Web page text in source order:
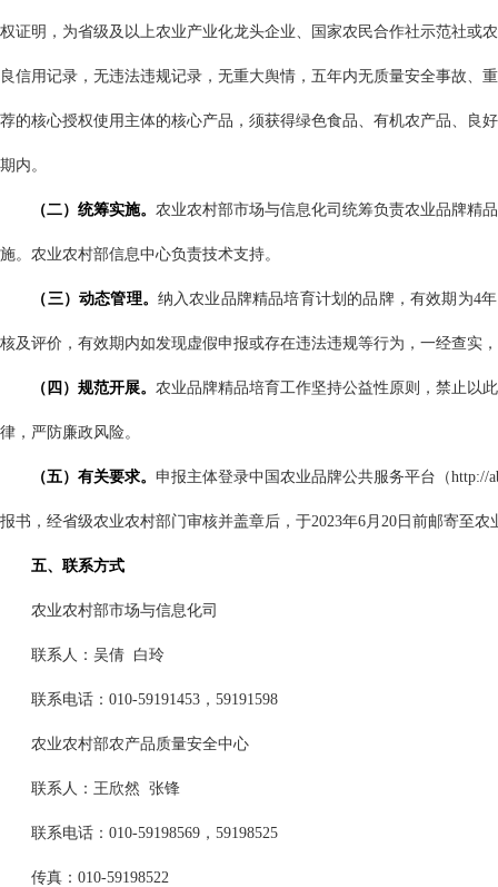
权证明，为省级及以上农业产业化龙头企业、国家农民合作社示范社或
良信用记录，无违法违规记录，无重大舆情，五年内无质量安全事故、
荐的核心授权使用主体的核心产品，须获得绿色食品、有机农产品、良
期内。
（二）统筹实施。 农业农村部市场与信息化司统筹负责农业品牌精
施。农业农村部信息中心负责技术支持。
（三）动态管理。 纳入农业品牌精品培育计划的品牌，有效期为4
核及评价，有效期内如发现虚假申报或存在违法违规等行为，一经查实
（四）规范开展。 农业品牌精品培育工作坚持公益性原则，禁止以
律，严防廉政风险。
（五）有关要求。 申报主体登录中国农业品牌公共服务平台（http://
报书，经省级农业农村部门审核并盖章后，于2023年6月 20 日前邮寄至农
五、联系方式
农业农村部市场与信息化司
联系人：吴倩 白玲
联系电话： 010-59191453 ， 59191598
农业农村部农产品质量安全中心
联系人：王欣然 张锋
联系电话： 010-59198569 ， 59198525
传真： 010-59198522